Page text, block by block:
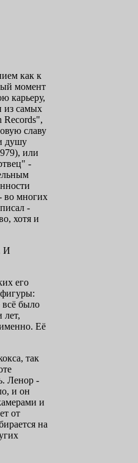
как к
момент
карьеру,
из самых
славу
душу
или
-
во многих
-
хотя и
И
его
всё было
лет,
Её
так
Ленор -
и он
и
от
на